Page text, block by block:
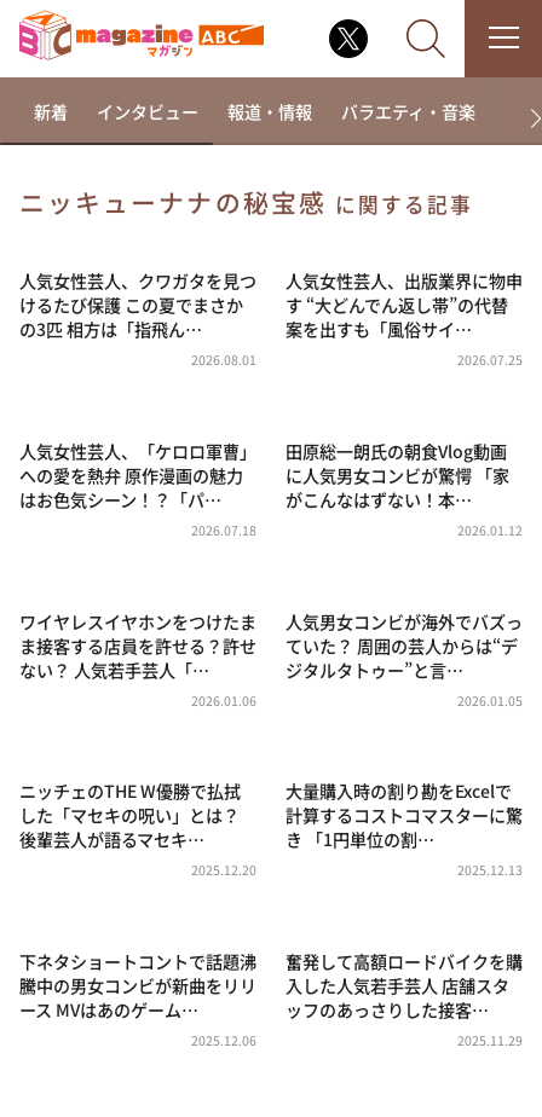
相席食堂
これ余談なんですけど・・・
～人生密着トークバラエティ！～ やすとものいたっ
news おかえり
河合＆A.B.C-Z塚田×福井アナ「なんでやねん！？」
（news おかえり）
朝だ！生です旅サラダ
教えて！ニュースライブ 正義のミカタ
ポツンと一軒家
ザキ山小屋本館
新着 インタビュー 報道・情報 バラエティ・音楽 ド
ニッキューナナの秘宝感 に関する記事
人気女性芸人、クワガタを見つ
けるたび保護 この夏でまさか
の3匹 相方は「指飛ん…
2026.08.01
人気女性芸人、出版業界に物申
す “大どんでん返し帯”の代替
案を出すも「風俗サイ…
2026.07.25
人気女性芸人、「ケロロ軍曹」
への愛を熱弁 原作漫画の魅力
はお色気シーン！？「パ…
2026.07.18
田原総一朗氏の朝食Vlog動画
に人気男女コンビが驚愕 「家
がこんなはずない！本…
2026.01.12
ワイヤレスイヤホンをつけたま
ま接客する店員を許せる？許せ
ない？ 人気若手芸人「…
2026.01.06
人気男女コンビが海外でバズっ
ていた？ 周囲の芸人からは“デ
ジタルタトゥー”と言…
2026.01.05
ニッチェのTHE W優勝で払拭
した「マセキの呪い」とは？
後輩芸人が語るマセキ…
2025.12.20
大量購入時の割り勘をExcelで
計算するコストコマスターに驚
き 「1円単位の割…
2025.12.13
下ネタショートコントで話題沸
騰中の男女コンビが新曲をリリ
ース MVはあのゲーム…
2025.12.06
奮発して高額ロードバイクを購
入した人気若手芸人 店舗スタ
ッフのあっさりした接客…
2025.11.29